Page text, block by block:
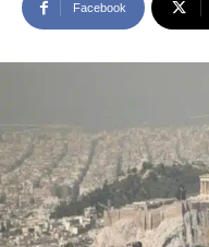
Facebook